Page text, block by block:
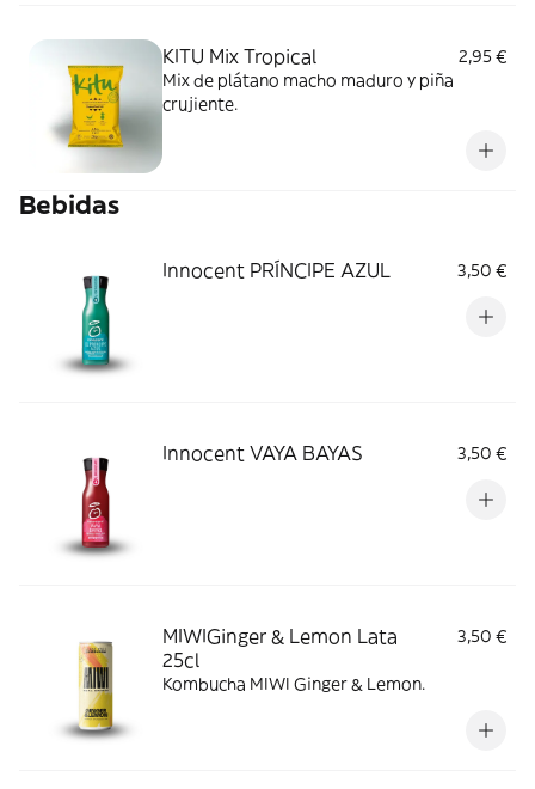
KITU Mix Tropical
2,95 €
Mix de plátano macho maduro y piña
crujiente.
Bebidas
Innocent PRÍNCIPE AZUL 3,50 €
Innocent VAYA BAYAS 3,50 €
MIWIGinger & Lemon Lata
25cl
3,50 €
Kombucha MIWI Ginger & Lemon.